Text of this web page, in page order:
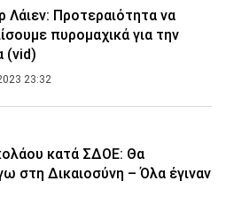
Λάιεν: Προτεραιότητα να
πυρομαχικά για την
(vid)
23:32
κατά ΣΔΟΕ: Θα
στη Δικαιοσύνη – Όλα έγιναν